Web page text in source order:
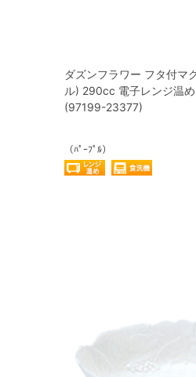
ダズンフラワー フタ付マ
ル) 290cc 電子レンジ温
(97199-23377)
（ﾊﾟｰﾌﾟﾙ）